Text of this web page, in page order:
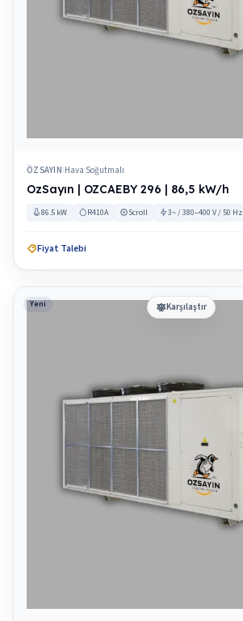
ÖZSAYIN|Hava Soğutmalı
OzSayın | OZCAEBY 296 | 86,5 kW/h
86.5 kW R410A Scroll 3~ / 380–400 V / 50 Hz
Fiyat Talebi
Karşılaştır
Yeni